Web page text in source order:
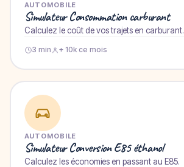
AUTOMOBILE
Simulateur Consommation carburant
Calculez le coût de vos trajets en carburant.
3 min + 10k ce mois
AUTOMOBILE
Simulateur Conversion E85 éthanol
Calculez les économies en passant au E85.